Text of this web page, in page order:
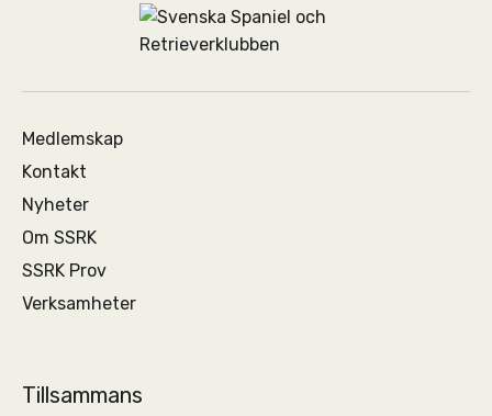
Medlemskap
Kontakt
Nyheter
Om SSRK
SSRK Prov
Verksamheter
Tillsammans